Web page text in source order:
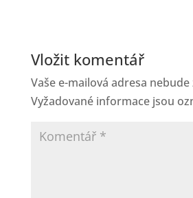
Vložit komentář
Vaše e-mailová adresa
Vyžadované informace jsou